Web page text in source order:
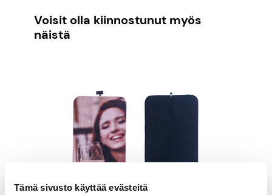
Tämä sivusto käyttää evästeitä
Voisit olla kiinnostunut myös
näistä